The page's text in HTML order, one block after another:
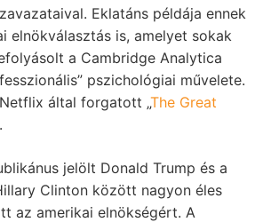
Eklatáns példája ennek
elnökválasztás is, amelyet sokak
a Cambridge Analytica
pszichológiai művelete.
által forgatott „The Great
jelölt Donald Trump és a
Clinton között nagyon éles
az amerikai elnökségért. A